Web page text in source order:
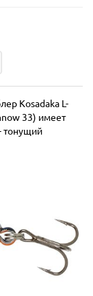
Kosadaka L-
33) имеет
тонущий